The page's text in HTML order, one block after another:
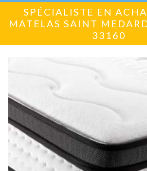
SPÉCIALISTE EN
MATELAS SAINT
33160